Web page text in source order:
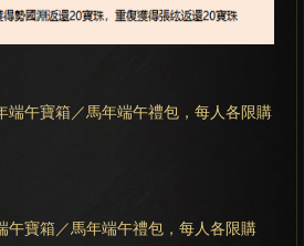
端午寶箱／馬年端午禮包，每人各限購
午寶箱／馬年端午禮包，每人各限購